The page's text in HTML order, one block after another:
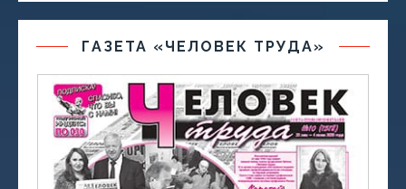
ГАЗЕТА «ЧЕЛОВЕК ТРУДА»